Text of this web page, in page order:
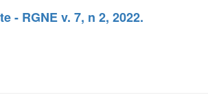
- RGNE v. 7, n 2, 2022.